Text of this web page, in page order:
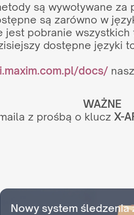
są wywoływane za
są zarówno w
jest pobranie wszystkich
dostępne języki
docs/
WAŻNE
z prośbą o klucz X-
Nowy system śledzenia